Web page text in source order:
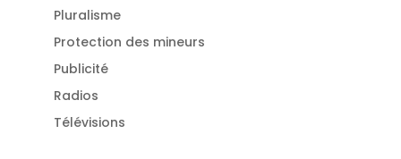
Pluralisme
Protection des mineurs
Publicité
Radios
Télévisions